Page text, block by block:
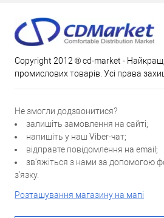
Copyright 2012 ® cd-market -
промислових товарів. Усі права
Не змогли додзвонитися?
залишіть замовлення на сайті;
напишіть у наш Viber-чат;
відправте повідомлення на email;
зв'яжіться з нами за допомогою
з'язку.
Розташування магазину на мапі